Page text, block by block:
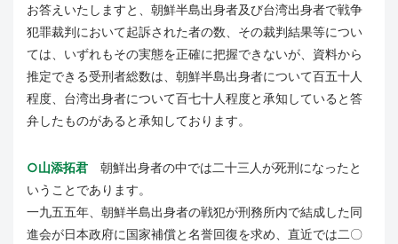
お答えいたしますと、朝鮮半島出身者及び台湾出身者で戦争
犯罪裁判において起訴された者の数、その裁判結果等につい
ては、いずれもその実態を正確に把握できないが、資料から
推定できる受刑者総数は、朝鮮半島出身者について百五十人
程度、台湾出身者について百七十人程度と承知していると答
弁したものがあると承知しております。
○山添拓君 朝鮮出身者の中では二十三人が死刑になったと
いうことであります。
一九五五年、朝鮮半島出身者の戦犯が刑務所内で結成した同
進会が日本政府に国家補償と名誉回復を求め、直近では二〇